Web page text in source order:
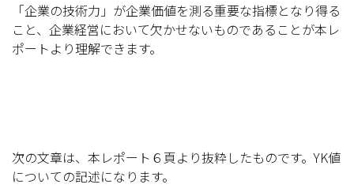
「企業の技術力」が企業価値を測る重要な指標となり得る
こと、企業経営において欠かせないものであることが本レ
ポートより理解できます。
次の文章は、本レポート６頁より抜粋したものです。YK値
についての記述になります。